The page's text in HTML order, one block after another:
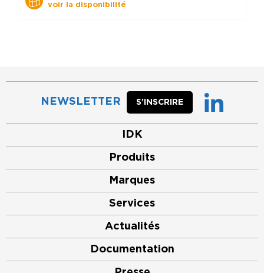
voir la disponibilité
NEWSLETTER S’INSCRIRE
IDK
Produits
Marques
Services
Actualités
Documentation